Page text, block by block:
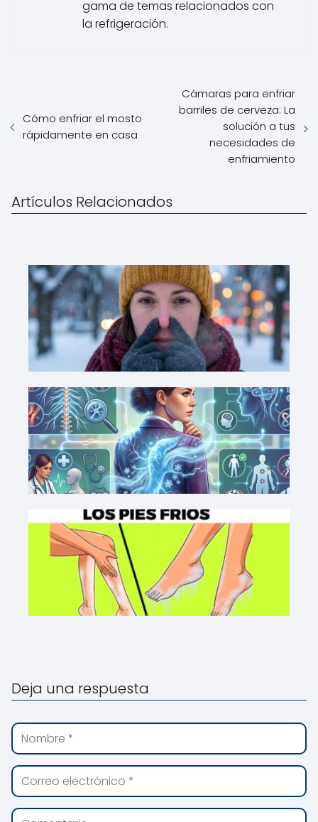
gama de temas relacionados con
la refrigeración.
Cómo enfriar el mosto
rápidamente en casa
Cámaras para enfriar
barriles de cerveza: La
solución a tus
necesidades de
enfriamiento
Artículos Relacionados
Deja una respuesta